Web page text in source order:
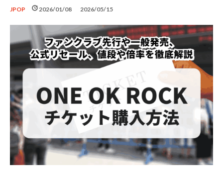
JPOP schedule 2026/01/08
update 2026/05/15